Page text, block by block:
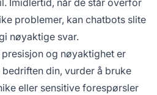
problemer, kan chatbots slite
nøyaktige svar.
presisjon og nøyaktighet er
din, vurder å bruke
eller sensitive forespørsler